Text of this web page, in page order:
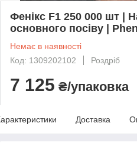
Фенікс F1 250 000 шт |
основного посіву |
Немає в наявності
Код: 1309202102
Роздріб
7 125 ₴/упаковка
Доставка